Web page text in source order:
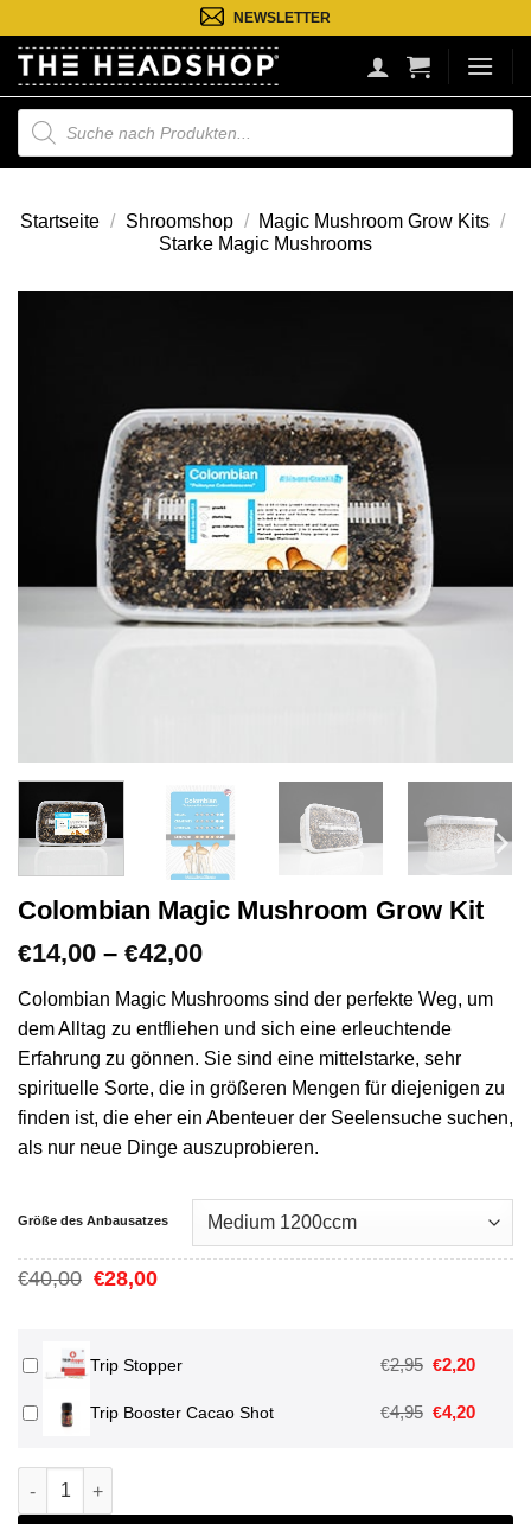
Inhalt
springen
NEWSLETTER
Suche
nach
Produkten
Startseite / Shroomshop / Magic Mushroom Grow Kits /
Starke Magic Mushrooms
Colombian Magic Mushroom Grow Kit
€14,00 – €42,00Preisspanne:
bis
€42,00
Colombian Magic Mushrooms sind der perfekte Weg, um
dem Alltag zu entfliehen und sich eine erleuchtende
Erfahrung zu gönnen. Sie sind eine mittelstarke, sehr
spirituelle Sorte, die in größeren Mengen für diejenigen zu
finden ist, die eher ein Abenteuer der Seelensuche suchen,
als nur neue Dinge auszuprobieren.
Größe des Anbausatzes
€40,00 Ursprünglicher
Preis
€28,00Aktueller
Trip Stopper €2,95
war:
€2,20
ist:
Trip Booster Cacao Shot €4,95 €4,20
Colombian Magic Mushroom Grow Kit Menge